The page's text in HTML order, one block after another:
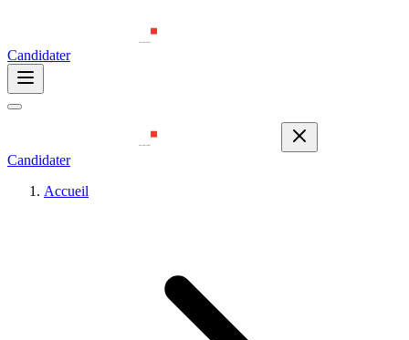
Candidater
Candidater
Accueil